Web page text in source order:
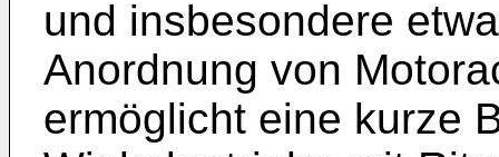
und insbesondere
Anordnung von
ermöglicht eine kurze